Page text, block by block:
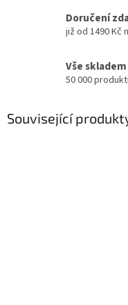
Doručení
již od 1490 Kč
Vše skladem
50 000
Související